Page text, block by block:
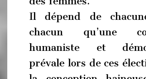
Il dépend de
chacun qu’une
humaniste et
prévale lors de ces